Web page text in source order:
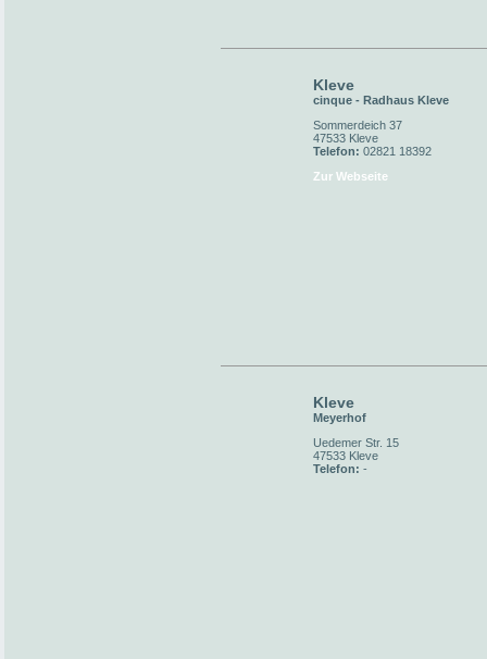
Kleve
cinque - Radhaus Kleve
Sommerdeich 37
47533 Kleve
Telefon: 02821 18392
Zur Webseite
Kleve
Meyerhof
Uedemer Str. 15
47533 Kleve
Telefon: -